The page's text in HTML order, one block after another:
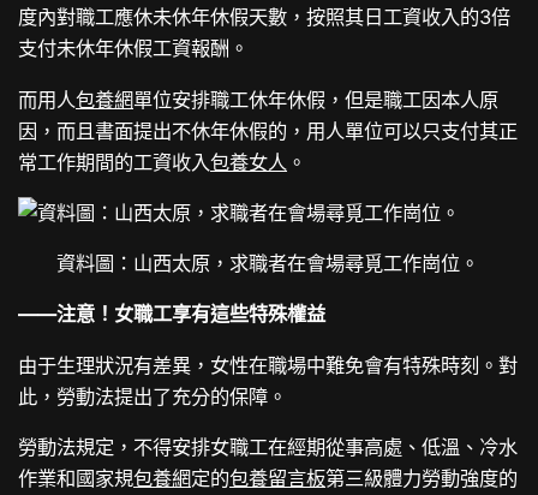
度內對職工應休未休年休假天數，按照其日工資收入的3倍
支付未休年休假工資報酬。
而用人包養網單位安排職工休年休假，但是職工因本人原
因，而且書面提出不休年休假的，用人單位可以只支付其正
常工作期間的工資收入包養女人 。
資料圖：山西太原，求職者在會場尋覓工作崗位。
——注意！女職工享有這些特殊權益
由于生理狀況有差異，女性在職場中難免會有特殊時刻。對
此，勞動法提出了充分的保障。
勞動法規定，不得安排女職工在經期從事高處、低溫、冷水
作業和國家規包養網定的包養留言板第三級體力勞動強度的